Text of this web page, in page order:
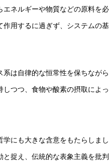
エネルギーや物質などの原料を
用するに過ぎず、システムの
系は自律的な恒常性を保ちなが
つつ、食物や酸素の摂取によ
にも大きな含意をもたらしま
捉え、伝統的な表象主義を批